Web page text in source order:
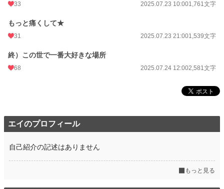
33 2025.07.23 10:001,761文字
もっと痛くして★
31 2025.07.23 21:001,539文字
終）この世で一番大好きな場所
68 2025.07.24 12:002,581文字
エイのプロフィール
自己紹介の記述はありません
もっと見る